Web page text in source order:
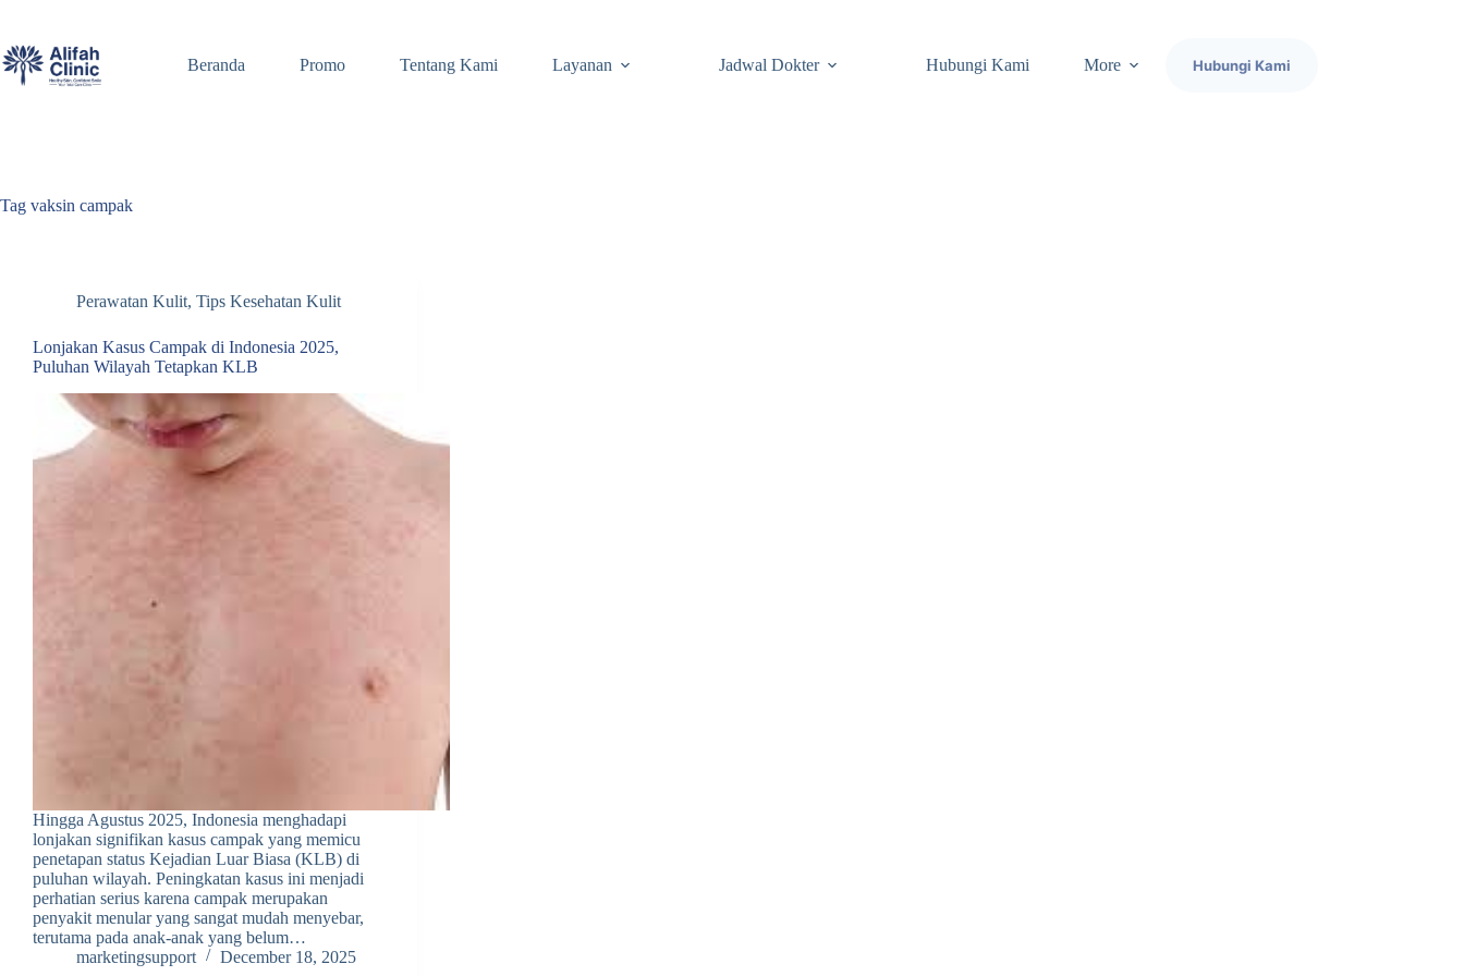
content
Beranda
Promo Tentang Kami Layanan Jadwal Dokter Hubungi Kami More Hubungi Kami
Tag vaksin campak
Perawatan Kulit, Tips Kesehatan Kulit
Lonjakan Kasus Campak di Indonesia 2025,
Puluhan Wilayah Tetapkan KLB
Hingga Agustus 2025, Indonesia menghadapi
lonjakan signifikan kasus campak yang memicu
penetapan status Kejadian Luar Biasa (KLB) di
puluhan wilayah. Peningkatan kasus ini menjadi
perhatian serius karena campak merupakan
penyakit menular yang sangat mudah menyebar,
terutama pada anak-anak yang belum…
marketingsupport
December 18, 2025